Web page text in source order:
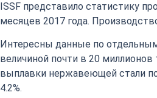
ISSF представило статистику
месяцев 2017 года.
Интересны данные по
величиной почти в 20
выплавки нержавеющей стали
4.2%.